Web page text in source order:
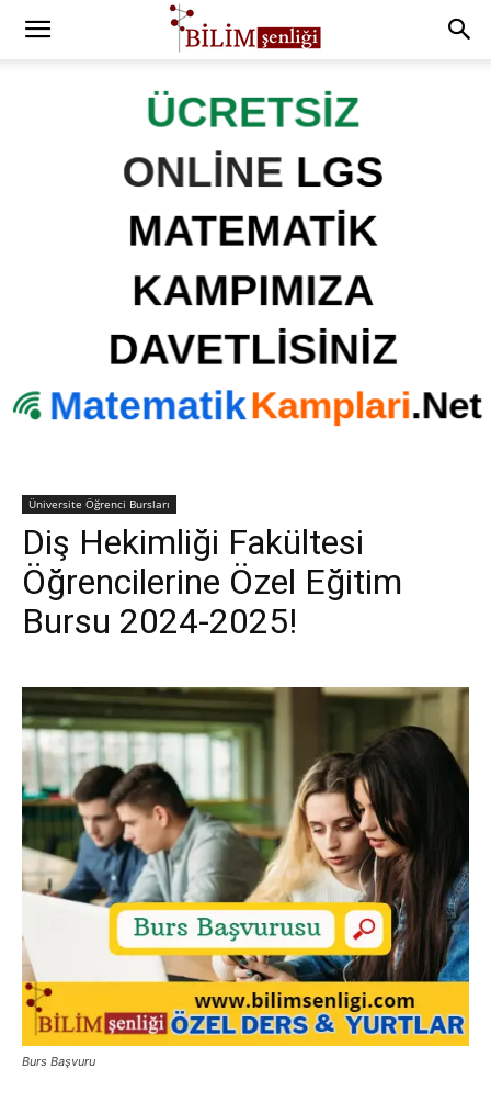
Üniversite Öğrenci Bursları
Diş Hekimliği Fakültesi
Öğrencilerine Özel Eğitim
Bursu 2024-2025!
Burs Başvuru